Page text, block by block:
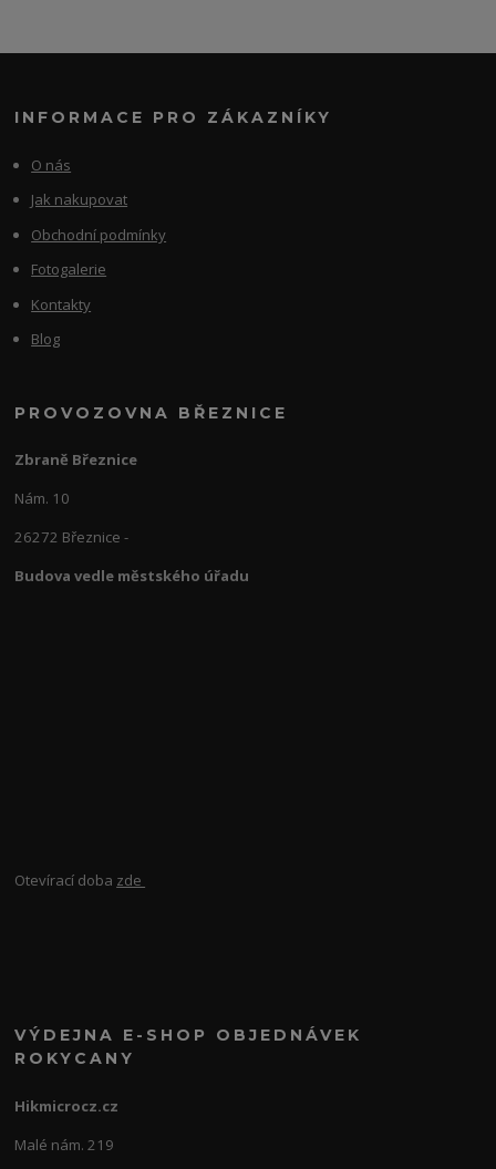
INFORMACE PRO ZÁKAZNÍKY
O nás
Jak nakupovat
Obchodní podmínky
Fotogalerie
Kontakty
Blog
PROVOZOVNA BŘEZNICE
Zbraně Březnice
Nám. 10
26272 Březnice -
Budova vedle městského úřadu
Otevírací doba zde
VÝDEJNA E-SHOP OBJEDNÁVEK
ROKYCANY
Hikmicrocz.cz
Malé nám. 219